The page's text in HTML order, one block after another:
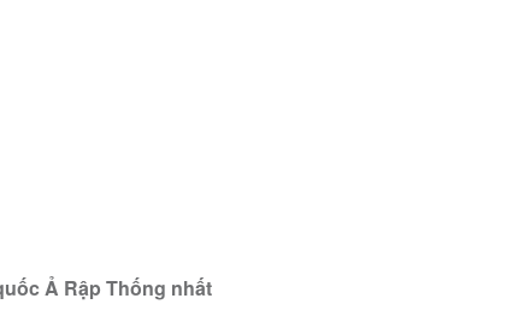
Ả Rập Thống nhất